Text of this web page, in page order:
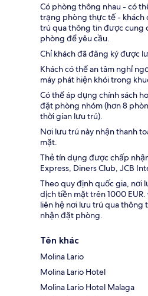
Có phòng thông nhau - có
trạng phòng thực tế - khách
trú qua thông tin được cung
phòng để yêu cầu.
Chỉ khách đã đăng ký được
Khách có thể an tâm nghỉ
máy phát hiện khói trong
Có thể áp dụng chính sách
đặt phòng nhóm (hơn 8
thời gian lưu trú).
Nơi lưu trú này nhận thanh
mặt.
Thẻ tín dụng được chấp
Express, Diners Club, JCB
Theo quy định quốc gia, nơi
dịch tiền mặt trên 1000
liên hệ nơi lưu trú qua
nhận đặt phòng.
Tên khác
Molina Lario
Molina Lario Hotel
Molina Lario Hotel Malaga